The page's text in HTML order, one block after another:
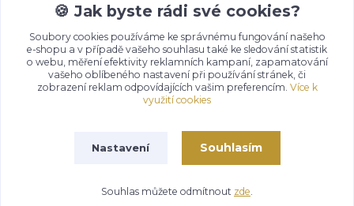
102 00 Praha 10 - Hostivař
Mobil: 605 290 488
E-mail:podlahy-vales@seznam.cz
OTEVŘENO:
Po - Pá: 9.00 - 18.00 hod.
So: Zavřeno
Ne: Zavřeno
Vytvořeno na
Eshop-rychle.cz
🍪 Jak byste rádi své cookies?
Soubory cookies používáme ke správnému fungování našeho
e-shopu a v případě vašeho souhlasu také ke sledování statistik
o webu, měření efektivity reklamních kampaní, zapamatování
vašeho oblíbeného nastavení při používání stránek, či
zobrazení reklam odpovídajících vašim preferencím. Více k
využití cookies
Nastavení Souhlasím
Souhlas můžete odmítnout zde